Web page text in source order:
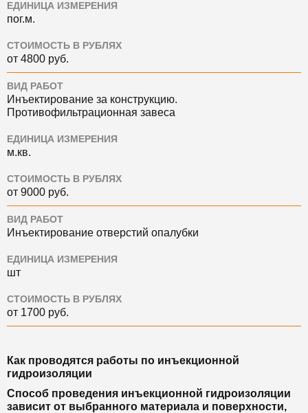
ЕДИНИЦА ИЗМЕРЕНИЯ
пог.м.
СТОИМОСТЬ В РУБЛЯХ
от 4800 руб.
ВИД РАБОТ
Инъектирование за конструкцию.
Противофильтрационная завеса
ЕДИНИЦА ИЗМЕРЕНИЯ
м.кв.
СТОИМОСТЬ В РУБЛЯХ
от 9000 руб.
ВИД РАБОТ
Инъектирование отверстий опалубки
ЕДИНИЦА ИЗМЕРЕНИЯ
шт
СТОИМОСТЬ В РУБЛЯХ
от 1700 руб.
Как проводятся работы по инъекционной
гидроизоляции
Способ проведения инъекционной гидроизоляции
зависит от выбранного материала и поверхности,